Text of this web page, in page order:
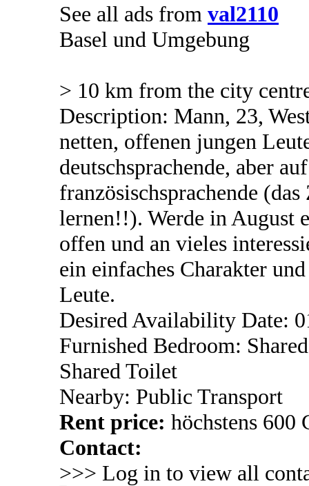
See all ads from val2110
Basel und Umgebung
> 10 km from the city
Description: Mann, 23,
netten, offenen jungen
deutschsprachende, aber
französischsprachende
lernen!!). Werde in August
offen und an vieles
ein einfaches Charakter
Leute.
Desired Availability Date:
Furnished Bedroom:
Shared Toilet
Nearby: Public Transport
Rent price: höchstens 600
Contact:
>>> Log in to view all